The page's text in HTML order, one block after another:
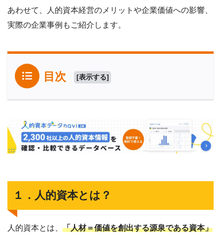
あわせて、人的資本経営のメリットや企業価値への影響、
実際の企業事例もご紹介します。
目次 [表示する]
１．人的資本とは？
人的資本とは、 「人材＝価値を創出する源泉である資本」